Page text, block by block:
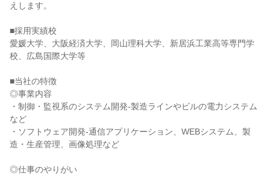
えします。
■採用実績校
愛媛大学、大阪経済大学、岡山理科大学、新居浜工業高等専門学
校、広島国際大学等
■当社の特徴
◎事業内容
・制御・監視系のシステム開発-製造ラインやビルの電力システム
など
・ソフトウェア開発-通信アプリケーション、WEBシステム、製
造・生産管理、画像処理など
◎仕事のやりがい